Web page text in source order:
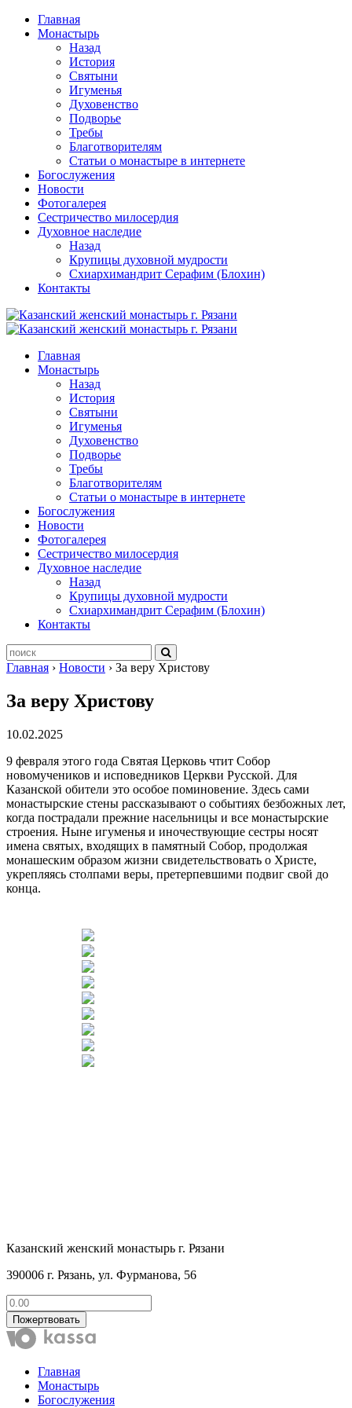
Перейти
содержимому
Главная
Монастырь
Назад
История
Святыни
Игуменья
Духовенство
Подворье
Требы
Благотворителям
Статьи о монастыре в интернете
Богослужения
Новости
Фотогалерея
Сестричество милосердия
Духовное наследие
Назад
Крупицы духовной мудрости
Схиархимандрит Серафим (Блохин)
Контакты
Главная
Монастырь
Назад
История
Святыни
Игуменья
Духовенство
Подворье
Требы
Благотворителям
Статьи о монастыре в интернете
Богослужения
Новости
Фотогалерея
Сестричество милосердия
Духовное наследие
Назад
Крупицы духовной мудрости
Схиархимандрит Серафим (Блохин)
Контакты
Главная › Новости › За веру Христову
За веру Христову
10.02.2025
9 февраля этого года Святая Церковь чтит Собор
новомучеников и исповедников Церкви Русской. Для
Казанской обители это особое поминовение. Здесь сами
монастырские стены рассказывают о событиях безбожных лет,
когда пострадали прежние насельницы и все монастырские
строения. Ныне игуменья и иночествующие сестры носят
имена святых, входящих в памятный Собор, продолжая
монашеским образом жизни свидетельствовать о Христе,
укрепляясь столпами веры, претерпевшими подвиг свой до
конца.
Казанский женский монастырь г. Рязани
390006 г. Рязань, ул. Фурманова, 56
Пожертвовать
Главная
Монастырь
Богослужения